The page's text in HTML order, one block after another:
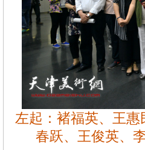
左起：褚福英、王
春跃、王俊英、